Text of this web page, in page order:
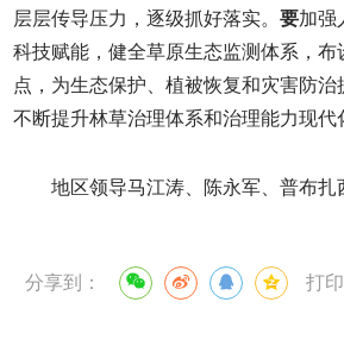
层层传导压力，逐级抓好落实。要加强
科技赋能，健全草原生态监测体系，布
点，为生态保护、植被恢复和灾害防治
不断提升林草治理体系和治理能力现代
地区领导马江涛、陈永军、普布扎
分享到： 打印